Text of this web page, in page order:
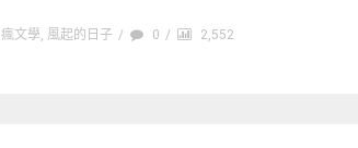
瘋文學, 風起的日子 / 0 / 2,552